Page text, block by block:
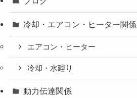
冷却・エアコン・ヒーター関係
エアコン・ヒーター
冷却・水廻り
動力伝達関係